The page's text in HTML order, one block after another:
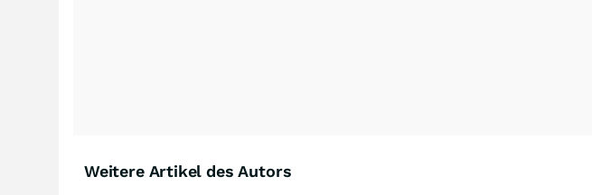
Weitere Artikel des Autors